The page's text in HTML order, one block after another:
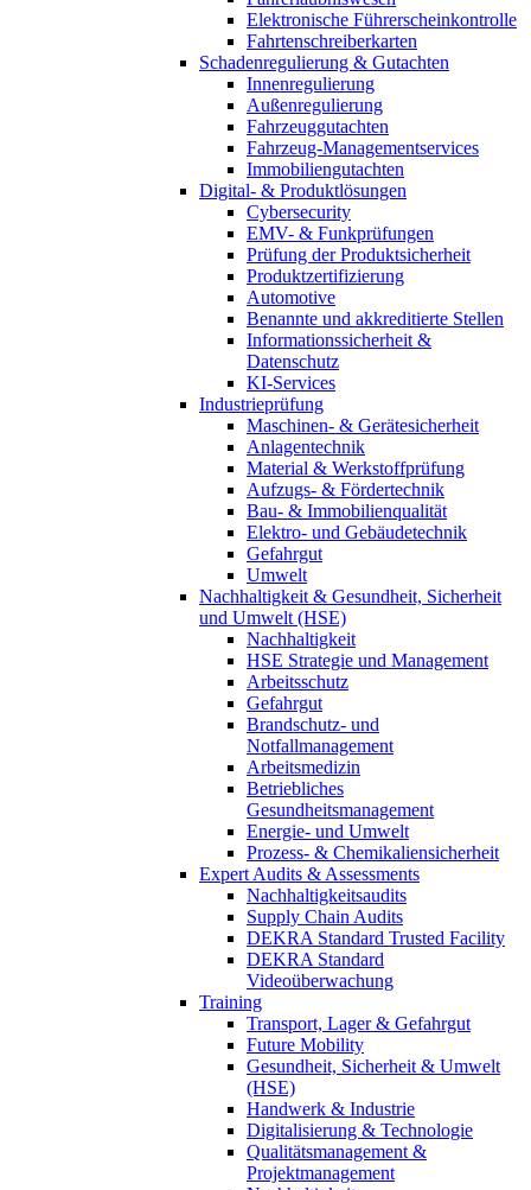
Elektronische Führerscheinkontrolle
Fahrtenschreiberkarten
Schadenregulierung & Gutachten
Innenregulierung
Außenregulierung
Fahrzeuggutachten
Fahrzeug-Managementservices
Immobiliengutachten
Digital- & Produktlösungen
Cybersecurity
EMV- & Funkprüfungen
Prüfung der Produktsicherheit
Produktzertifizierung
Automotive
Benannte und akkreditierte Stellen
Informationssicherheit &
Datenschutz
KI-Services
Industrieprüfung
Maschinen- & Gerätesicherheit
Anlagentechnik
Material & Werkstoffprüfung
Aufzugs- & Fördertechnik
Bau- & Immobilienqualität
Elektro- und Gebäudetechnik
Gefahrgut
Umwelt
Nachhaltigkeit & Gesundheit, Sicherheit
und Umwelt (HSE)
Nachhaltigkeit
HSE Strategie und Management
Arbeitsschutz
Gefahrgut
Brandschutz- und
Notfallmanagement
Arbeitsmedizin
Betriebliches
Gesundheitsmanagement
Energie- und Umwelt
Prozess- & Chemikaliensicherheit
Expert Audits & Assessments
Nachhaltigkeitsaudits
Supply Chain Audits
DEKRA Standard Trusted Facility
DEKRA Standard
Videoüberwachung
Training
Transport, Lager & Gefahrgut
Future Mobility
Gesundheit, Sicherheit & Umwelt
(HSE)
Handwerk & Industrie
Digitalisierung & Technologie
Qualitätsmanagement &
Projektmanagement